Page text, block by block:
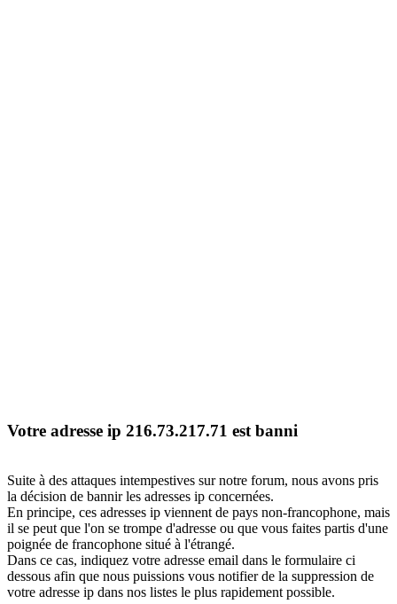
Votre adresse ip 216.73.217.71 est banni
Suite à des attaques intempestives sur notre forum, nous avons pris
la décision de bannir les adresses ip concernées.
En principe, ces adresses ip viennent de pays non-francophone, mais
il se peut que l'on se trompe d'adresse ou que vous faites partis d'une
poignée de francophone situé à l'étrangé.
Dans ce cas, indiquez votre adresse email dans le formulaire ci
dessous afin que nous puissions vous notifier de la suppression de
votre adresse ip dans nos listes le plus rapidement possible.